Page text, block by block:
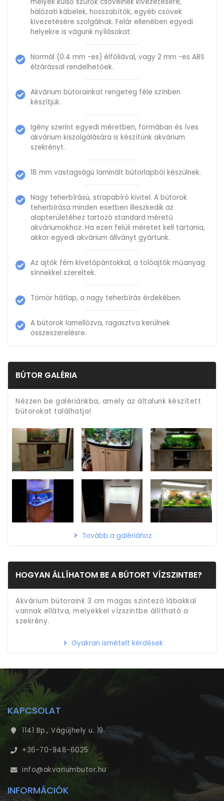
hálózati kábelek, hosszabítók, egyéb csövek
kivezetésére szolgálnak. Felár ellenében egyedi
helyekre is vágunk nyílásokat.
Normál (0.4 mm -es) élfóliával, vagy 2 mm -es ABS
élzárással rendelhetőek.
Akvárium bútorainkat rengeteg féle színben
készítjük.
Igény szerint egyedi méretben, formában és íves
akvárium kiszolgálására is készítünk akvárium
szekrényt.
18 mm vastagságú laminált bútorlapból készülnek.
Nagy teherbírású, strapabíró kivitel. A bútorok
teherbírása minden esetben illeszkedik az
alapterületéhez tartozó standard méretű
akváriumokhoz. Ha ezen felüli méretet kell tartania,
akkor egyedi akvárium állványt gyártunk.
Az ajtók fém kivetőpántokkal, a tolóajtók műanyag
sínnekkel szereltek.
Tömör hátlap, a nagy teherbírás érdekében.
A bútorok lamellózva, ragasztva kerülnek
összeszerelésre.
BÚTOR GALÉRIA
Nézzen be galériánkba, amely az általunk készített
bútorokat találhatja!
Tovább a galériához
HOGYAN ÁLLÍHATOM BE A BÚTORT VÍZSZINTBE?
Akvárium bútoraink 3 cm magas szintező lábakkal
vannak ellátva, melyekkel vízszintbe állítható a
szekrény.
Gyakran ismételt kérdések
KAPCSOLAT
1141 Bp., Vágújhely u. 19.
+36-70-948-6025
info@akvariumbutor.hu
INFORMÁCIÓK